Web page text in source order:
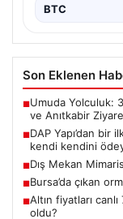
BTC
Son Eklenen
■Umuda Yolculuk:
ve Anıtkabir
■DAP Yapı’dan
kendi kendini
■Dış Mekan
■Bursa’da çıkan
■Altın fiyatları
oldu?